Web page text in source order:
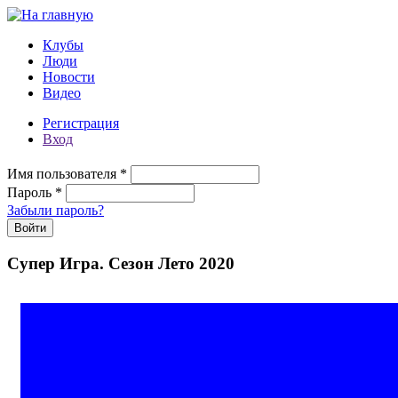
Перейти к основному содержанию
Клубы
Люди
Новости
Видео
Регистрация
Вход
Имя пользователя *
Пароль *
Забыли пароль?
Супер Игра. Сезон Лето 2020